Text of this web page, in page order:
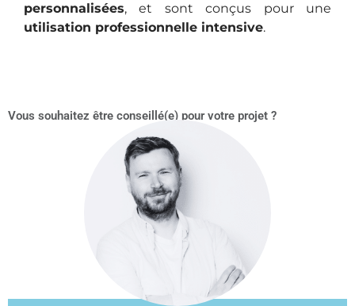
personnalisées, et sont conçus pour une
utilisation professionnelle intensive.
Vous souhaitez être conseillé(e) pour votre projet ?